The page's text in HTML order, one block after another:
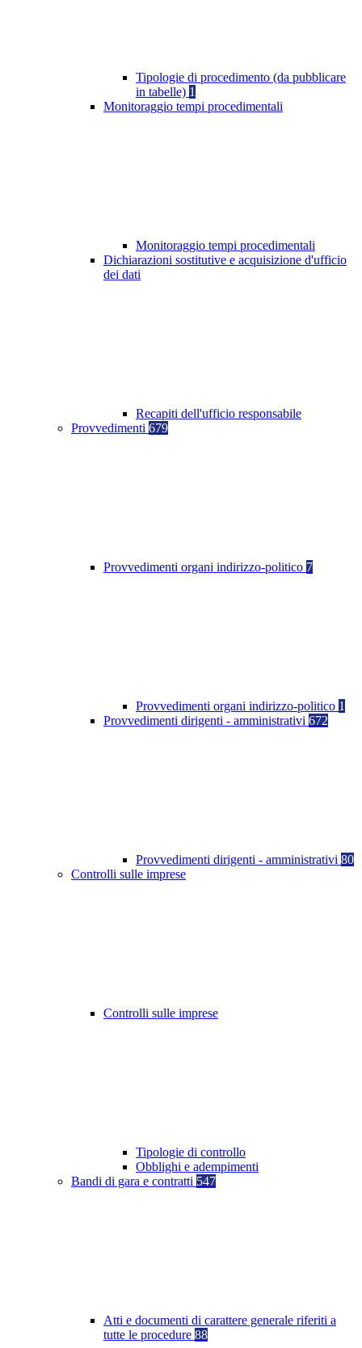
Tipologie di procedimento (da pubblicare
in tabelle) 1
Monitoraggio tempi procedimentali
Monitoraggio tempi procedimentali
Dichiarazioni sostitutive e acquisizione d'ufficio
dei dati
Recapiti dell'ufficio responsabile
Provvedimenti 679
Provvedimenti organi indirizzo-politico 7
Provvedimenti organi indirizzo-politico 1
Provvedimenti dirigenti - amministrativi 672
Provvedimenti dirigenti - amministrativi 80
Controlli sulle imprese
Controlli sulle imprese
Tipologie di controllo
Obblighi e adempimenti
Bandi di gara e contratti 547
Atti e documenti di carattere generale riferiti a
tutte le procedure 88